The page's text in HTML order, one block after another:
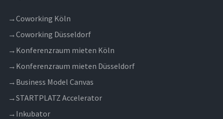
→Coworking Köln
→Coworking Düsseldorf
→ Konferenzraum mieten Köln
→ Konferenzraum mieten Düsseldorf
→ Business Model Canvas
→STARTPLATZ Accelerator
→ Inkubator